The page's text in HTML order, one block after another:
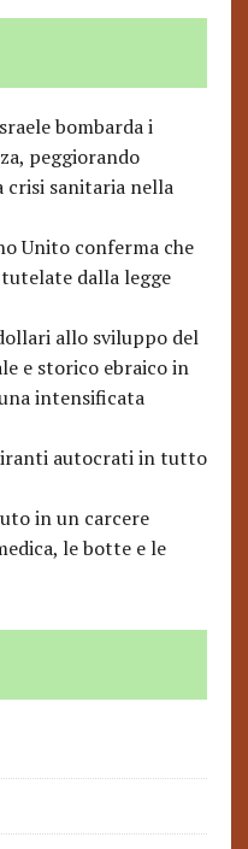
bombarda i
peggiorando
sanitaria nella
Unito conferma che
dalla legge
allo sviluppo del
e storico ebraico in
intensificata
autocrati in tutto
in un carcere
le botte e le